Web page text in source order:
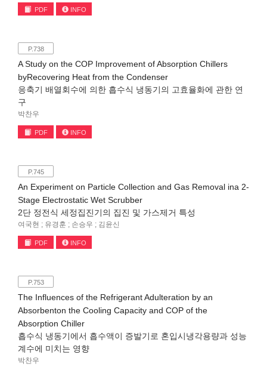
PDF INFO
P.738
A Study on the COP Improvement of Absorption Chillers
byRecovering Heat from the Condenser
응축기 배열회수에 의한 흡수식 냉동기의 고효율화에 관한 연
구
박찬우
PDF INFO
P.745
An Experiment on Particle Collection and Gas Removal ina 2-
Stage Electrostatic Wet Scrubber
2단 정전식 세정집진기의 집진 및 가스제거 특성
여국현 ; 유경훈 ; 손승우 ; 김윤신
PDF INFO
P.753
The Influences of the Refrigerant Adulteration by an
Absorbenton the Cooling Capacity and COP of the
Absorption Chiller
흡수식 냉동기에서 흡수액이 증발기로 혼입시냉각용량과 성능
계수에 미치는 영향
박찬우